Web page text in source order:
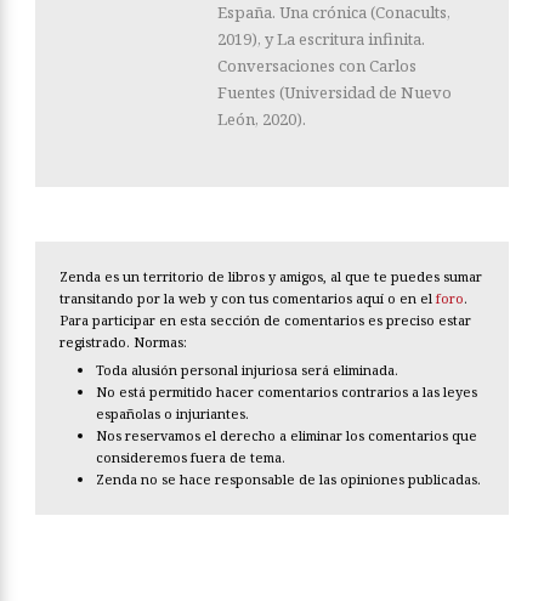
España. Una crónica (Conacults,
2019), y La escritura infinita.
Conversaciones con Carlos
Fuentes (Universidad de Nuevo
León, 2020).
Zenda es un territorio de libros y amigos, al que te puedes sumar
transitando por la web y con tus comentarios aquí o en el foro.
Para participar en esta sección de comentarios es preciso estar
registrado. Normas:
Toda alusión personal injuriosa será eliminada.
No está permitido hacer comentarios contrarios a las leyes
españolas o injuriantes.
Nos reservamos el derecho a eliminar los comentarios que
consideremos fuera de tema.
Zenda no se hace responsable de las opiniones publicadas.